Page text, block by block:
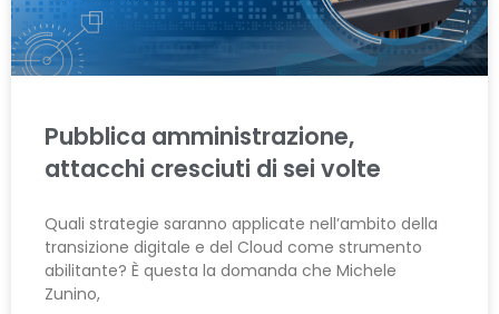
Pubblica amministrazione,
attacchi cresciuti di sei volte
Quali strategie saranno applicate nell’ambito della
transizione digitale e del Cloud come strumento
abilitante? È questa la domanda che Michele
Zunino,